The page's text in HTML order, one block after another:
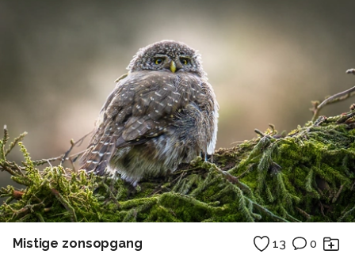
Mistige zonsopgang 13 0